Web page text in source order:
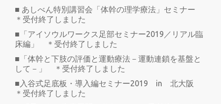
■ あしべん特別講習会「体幹の理学療法」セミナー
＊受付終了しました
■「アイソウルワークス足部セミナー2019／リアル臨
床編」 ＊受付終了しました
■「体幹と下肢の評価と運動療法－運動連鎖を基盤と
して－」 ＊受付終了しました
■入谷式足底板・導入編セミナー2019 in 北大阪
＊受付終了しました